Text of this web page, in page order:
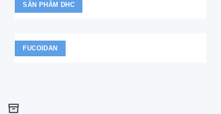
SẢN PHẨM DHC
FUCOIDAN